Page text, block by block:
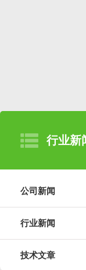
行业新
公司新闻
行业新闻
技术文章